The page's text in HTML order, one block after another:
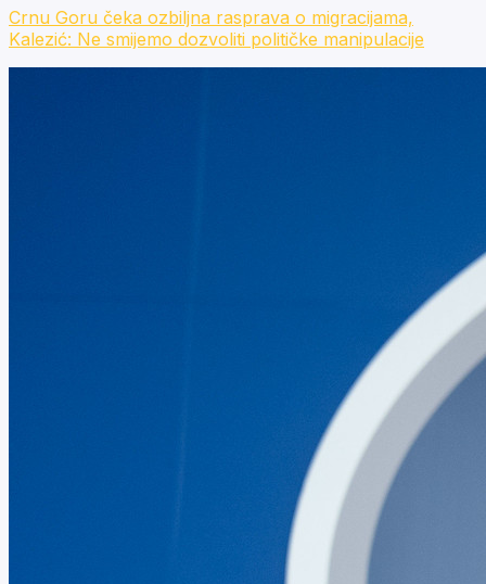
Crnu Goru čeka ozbiljna rasprava o migracijama,
Kalezić: Ne smijemo dozvoliti političke manipulacije